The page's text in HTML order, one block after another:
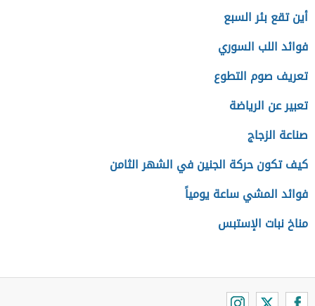
أين تقع بئر السبع
فوائد اللب السوري
تعريف صوم التطوع
تعبير عن الرياضة
صناعة الزجاج
كيف تكون حركة الجنين في الشهر الثامن
فوائد المشي ساعة يومياً
مناخ نبات الإستبس